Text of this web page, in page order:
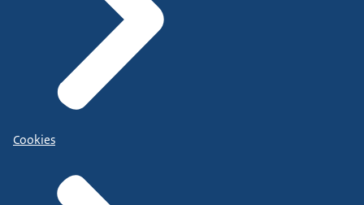
Cookies